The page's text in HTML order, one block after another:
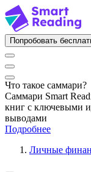
Попробовать
Что такое саммари?
Саммари Smart
книг с ключевыми
выводами
Подробнее
Личные